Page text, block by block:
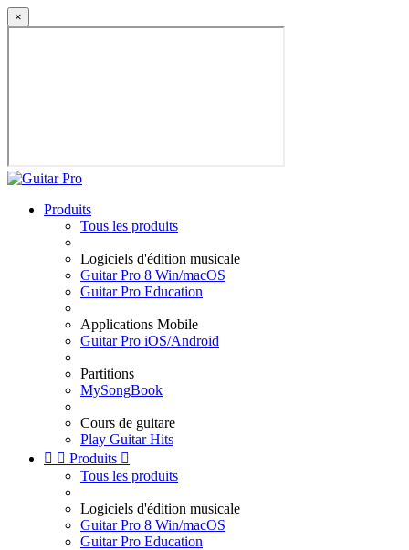
×
Produits
Tous les produits
Logiciels d'édition musicale
Guitar Pro 8 Win/macOS
Guitar Pro Education
Applications Mobile
Guitar Pro iOS/Android
Partitions
MySongBook
Cours de guitare
Play Guitar Hits
  Produits 
Tous les produits
Logiciels d'édition musicale
Guitar Pro 8 Win/macOS
Guitar Pro Education